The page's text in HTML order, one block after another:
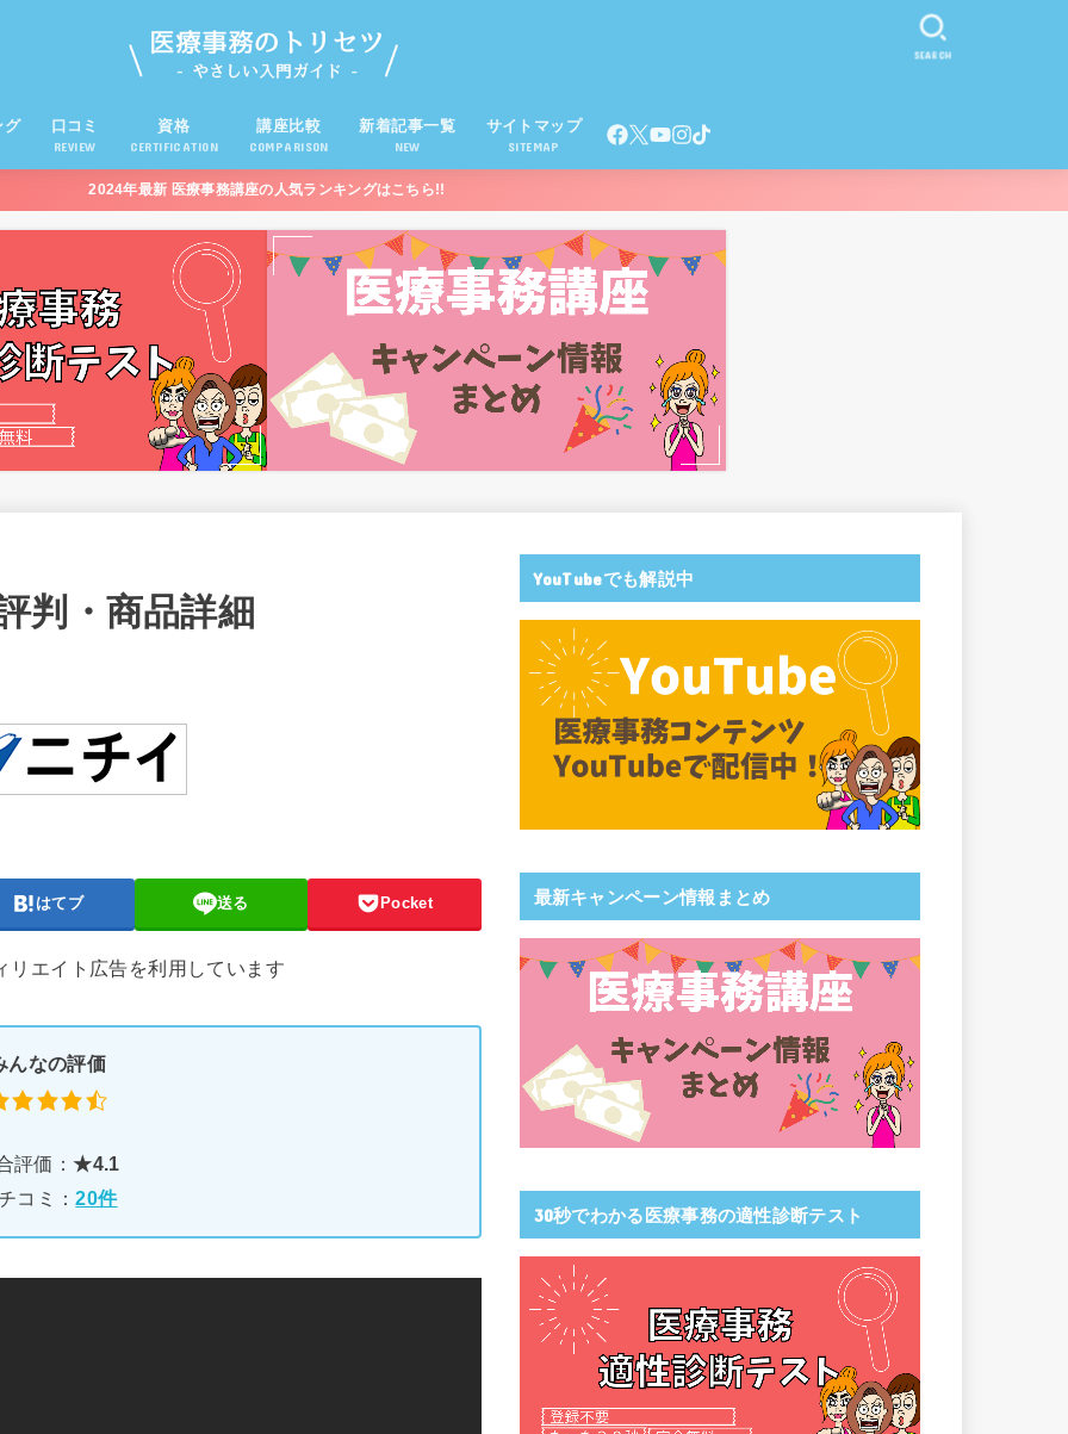
グ 口コミ
REVIEW
資格
CERTIFICATION
講座比較
COMPARISON
新着記事一覧
NEW
サイトマップ
SITEMAP
SEARCH
2024年最新 医療事務講座の人気ランキングはこちら!!
判・商品詳細
はてブ 送る Pocket
エイト広告を利用しています
んなの評価
評価：★4.1
コミ：20件
YouTubeでも解説中
最新キャンペーン情報まとめ
30秒でわかる医療事務の適性診断テスト